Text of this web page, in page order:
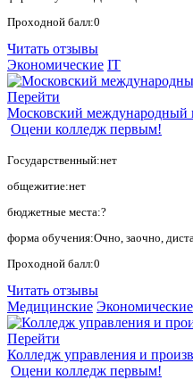
Проходной балл:0
Читать отзывы
Экономические IT
Перейти
Московский международный
Оцени колледж первым!
Государственный:нет
общежитие:нет
бюджетные места:?
форма обучения:Очно, заочно,
Проходной балл:0
Читать отзывы
Медицинские Экономические
Перейти
Колледж управления и
Оцени колледж первым!